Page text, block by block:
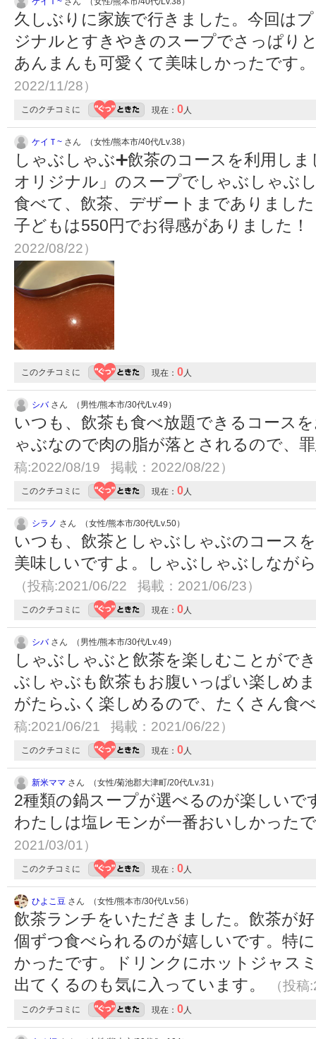
久しぶりに家族で行きました。今回は
ジナルとすきやきのスープでさっぱり
あんまんも可愛くて美味しかったです
2022/11/28）
このクチコミに 現在： 0人
ケイＴ~ さん （女性/熊本市/40代/Lv.38）
しゃぶしゃぶ➕飲茶のコースを利用し
オリジナル」のスープでしゃぶしゃぶ
食べて、飲茶、デザートまでありまし
子どもは550円でお得感がありました！
2022/08/22）
このクチコミに 現在： 0人
シバさん （男性/熊本市/30代/Lv.49）
いつも、飲茶も食べ放題できるコース
ゃぶなので肉の脂が落とされるので、
稿:2022/08/19 掲載：2022/08/22）
このクチコミに 現在： 0人
シラノ さん （女性/熊本市/30代/Lv.50）
いつも、飲茶としゃぶしゃぶのコース
美味しいですよ。しゃぶしゃぶしなが
（投稿:2021/06/22 掲載：2021/06/23）
このクチコミに 現在： 0人
シバさん （男性/熊本市/30代/Lv.49）
しゃぶしゃぶと飲茶を楽しむことがで
ぶしゃぶも飲茶もお腹いっぱい楽しめ
がたらふく楽しめるので、たくさん食
稿:2021/06/21 掲載：2021/06/22）
このクチコミに 現在： 0人
新米ママ さん （女性/菊池郡大津町/20代/Lv.31）
2種類の鍋スープが選べるのが楽しいで
わたしは塩レモンが一番おいしかった
2021/03/01）
このクチコミに 現在： 0人
ひよこ豆 さん （女性/熊本市/30代/Lv.56）
飲茶ランチをいただきました。飲茶が
個ずつ食べられるのが嬉しいです。特
かったです。ドリンクにホットジャス
出てくるのも気に入っています。
（投
このクチコミに 現在： 0人